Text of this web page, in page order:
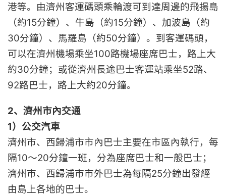
港等。由濟州客運碼頭乘輪渡可到達周邊的飛揚島
（約15分鐘）、牛島（約15分鐘）、加波島（約
30分鐘）、馬羅島（約50分鐘）。到客運碼頭，
可以在濟州機場乘坐100路機場座席巴士，路上大
約30分鐘；或從濟州長途巴士客運站乘坐52路、
92路巴士，路上大約20分鐘。
2、濟州市內交通
1）公交汽車
濟州市、西歸浦市市內巴士主要在市區內執行，每
隔10～20分鐘一班，分為座席巴士和一般巴士；
濟州市、西歸浦市市外巴士為每隔25分鐘出發經
由島上各地的巴士。